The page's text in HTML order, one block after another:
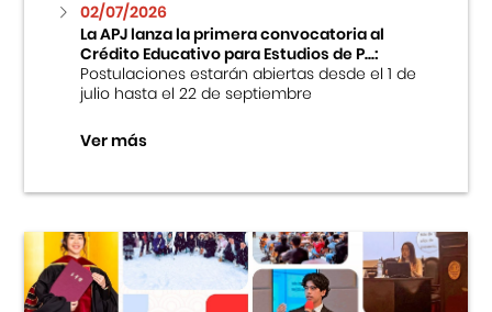
02/07/2026
La APJ lanza la primera convocatoria al
Crédito Educativo para Estudios de P...:
Postulaciones estarán abiertas desde el 1 de
julio hasta el 22 de septiembre
Ver más